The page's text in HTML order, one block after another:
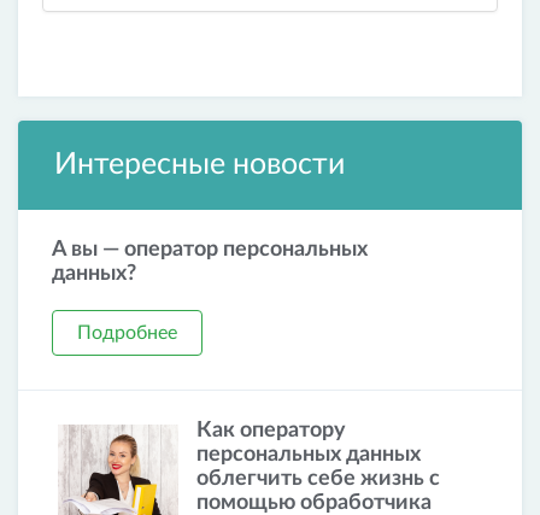
Интересные новости
А вы — оператор персональных
данных?
Подробнее
Как оператору
персональных данных
облегчить себе жизнь с
помощью обработчика